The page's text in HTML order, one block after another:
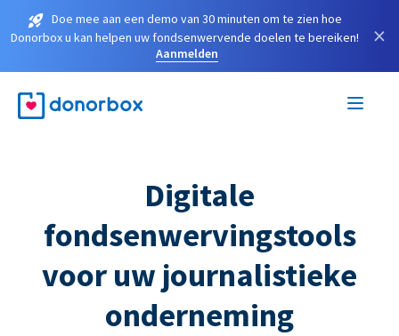
Doe mee aan een demo van 30 minuten om te zien hoe
Donorbox u kan helpen uw fondsenwervende doelen te bereiken!
Aanmelden
×
Digitale
fondsenwervingstools
voor uw journalistieke
onderneming